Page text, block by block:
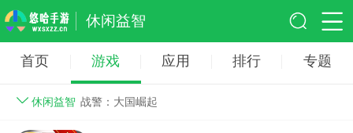
休闲益智
首页 游戏 应用 排行 专题
休闲益智 战警：大国崛起